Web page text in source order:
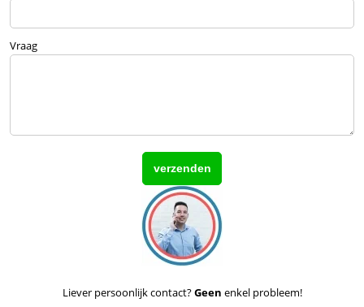
Vraag
Liever persoonlijk contact?Geen enkel probleem!